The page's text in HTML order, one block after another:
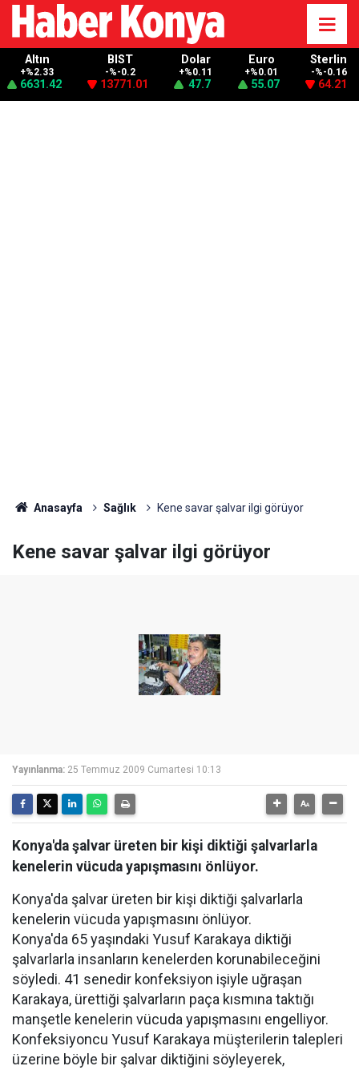
Altın
+%2.33
6631.42
BIST
-%-0.2
13771.01
Dolar
+%0.11
47.7
Euro
+%0.01
55.07
Sterlin
-%-0.16
64.21
Anasayfa Sağlık Kene savar şalvar ilgi görüyor
Kene savar şalvar ilgi görüyor
Yayınlanma: 25 Temmuz 2009 Cumartesi 10:13
Konya'da şalvar üreten bir kişi diktiği şalvarlarla
kenelerin vücuda yapışmasını önlüyor.
Konya'da şalvar üreten bir kişi diktiği şalvarlarla
kenelerin vücuda yapışmasını önlüyor.
Konya'da 65 yaşındaki Yusuf Karakaya diktiği
şalvarlarla insanların kenelerden korunabileceğini
söyledi. 41 senedir konfeksiyon işiyle uğraşan
Karakaya, ürettiği şalvarların paça kısmına taktığı
manşetle kenelerin vücuda yapışmasını engelliyor.
Konfeksiyoncu Yusuf Karakaya müşterilerin talepleri
üzerine böyle bir şalvar diktiğini söyleyerek,